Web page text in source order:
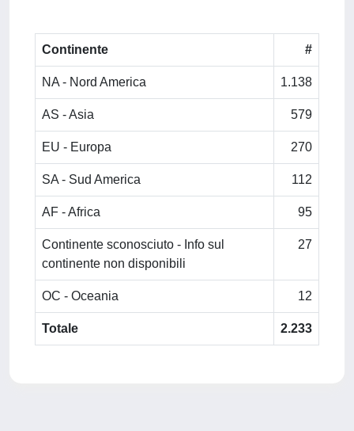
Continente #
NA - Nord America 1.138
AS - Asia 579
EU - Europa 270
SA - Sud America 112
AF - Africa 95
Continente sconosciuto - Info sul
continente non disponibili
27
OC - Oceania 12
Totale 2.233